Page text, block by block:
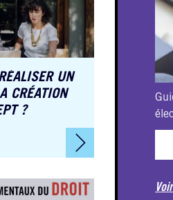
UN
CRÉATION
?